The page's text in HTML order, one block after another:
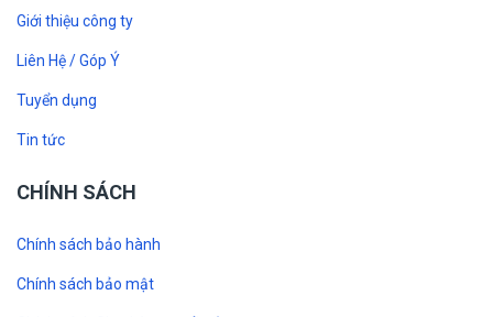
Giới thiệu công ty
Liên Hệ / Góp Ý
Tuyển dụng
Tin tức
CHÍNH SÁCH
Chính sách bảo hành
Chính sách bảo mật